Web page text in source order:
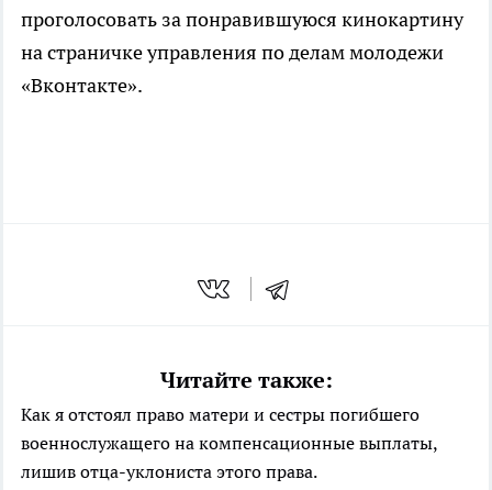
проголосовать за понравившуюся кинокартину
на страничке управления по делам молодежи
«Вконтакте».
Читайте также:
Как я отстоял право матери и сестры погибшего
военнослужащего на компенсационные выплаты,
лишив отца-уклониста этого права.